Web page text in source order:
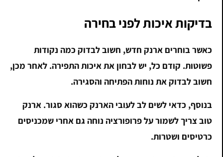
בדיקות איכות לפני בחירה
כאשר בוחרים ארנק חדש, חשוב לבדוק כמה נקודות
פשוטות. קודם כל, יש לבחון את איכות התפירה. לאחר מכן,
חשוב לבדוק את נוחות הפתיחה והסגירה.
בנוסף, כדאי לשים לב לעובי הארנק כשהוא סגור. ארנק
טוב צריך לשמור על פרופורציה נוחה גם אחרי שמכניסים
כרטיסים ושטרות.